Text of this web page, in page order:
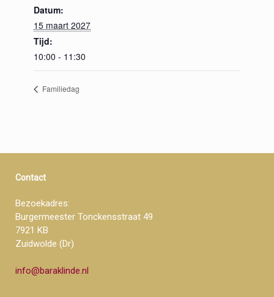
Datum:
15 maart 2027
Tijd:
10:00 - 11:30
Familiedag
Contact
Bezoekadres:
Burgermeester Tonckensstraat 49
7921 KB
Zuidwolde (Dr)
info@baraklinde.nl